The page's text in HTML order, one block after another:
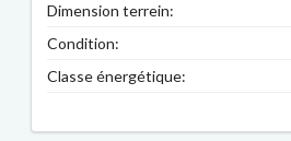
Dimension terrein:
Condition:
Classe énergétique: